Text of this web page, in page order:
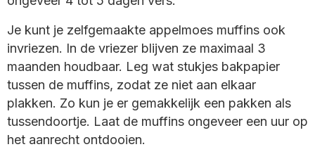
Je kunt je zelfgemaakte appelmoes muffins ook
invriezen. In de vriezer blijven ze maximaal 3
maanden houdbaar. Leg wat stukjes bakpapier
tussen de muffins, zodat ze niet aan elkaar
plakken. Zo kun je er gemakkelijk een pakken als
tussendoortje. Laat de muffins ongeveer een uur op
het aanrecht ontdooien.